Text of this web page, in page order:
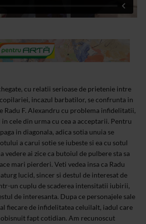
cu relatii serioase de prietenie intre
incazul barbatilor, se confrunta in
Radu F. Alexandru cu problema infidelitatii,
cele din urma cu cea a acceptarii. Pentru
in diagonala, adica sotia unuia se
a carui sotie se iubeste si ea cu sotul
vedere ai zice ca butoiul de pulbere sta sa
mari pierderi. Veti vedea insa ca Radu
lucid, sincer si destul de interesat de
un cuplu de scaderea intensitatii iubirii,
de interesanta. Dupa ce personajele sale
fiecare de infidelitatea celuilalt, iadul care
obisnuit fapt cotidian. Am recunoscut